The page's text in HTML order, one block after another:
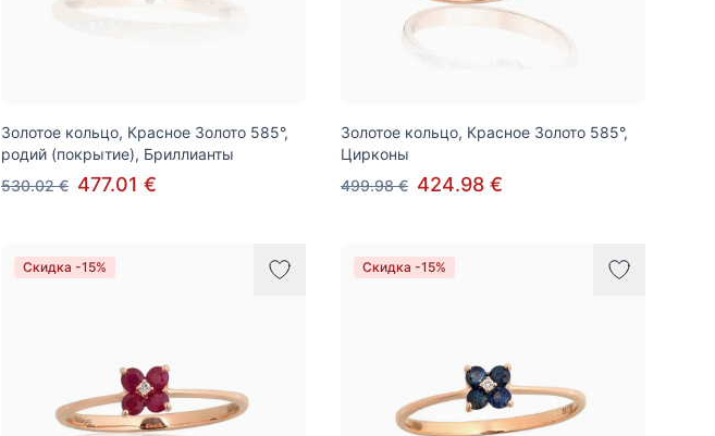
Золотое кольцо, Красное Золото 585°,
родий (покрытие), Бриллианты
530.02 € 477.01 €
Золотое кольцо, Красное Золото 585°,
Цирконы
499.98 € 424.98 €
Скидка -15% Скидка -15%